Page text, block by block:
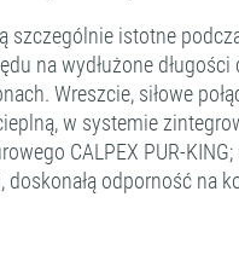
istotne
na wydłużone
Wreszcie, siłowe
w systemie
CALPEX PUR-
odporność na